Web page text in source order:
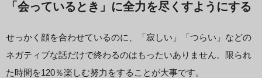
「会っているとき」に全力を尽くすようにする
せっかく顔を合わせているのに、「寂しい」「つらい」などの
ネガティブな話だけで終わるのはもったいありません。限られ
た時間を120％楽しむ努力をすることが大事です。